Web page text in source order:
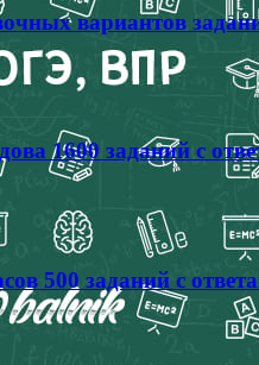
вариантов
1600 заданий с
500 заданий с